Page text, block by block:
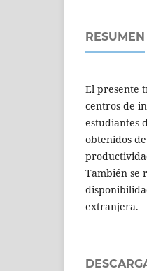
RESUMEN
El presente
centros de
estudiantes
obtenidos
También se
extranjera.